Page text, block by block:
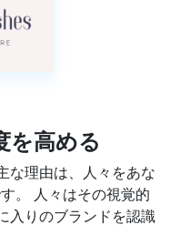
を高める
な理由は、人々をあな
。 人々はその視覚的
入りのブランドを認識